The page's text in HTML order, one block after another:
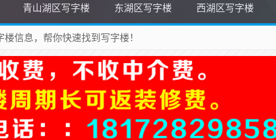
青山湖区写字楼 东湖区写字楼 西湖区写字楼
信息，帮你快速找到写字楼！